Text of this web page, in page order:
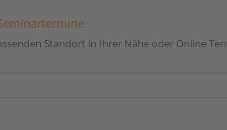
Standort in Ihrer Nähe oder Online